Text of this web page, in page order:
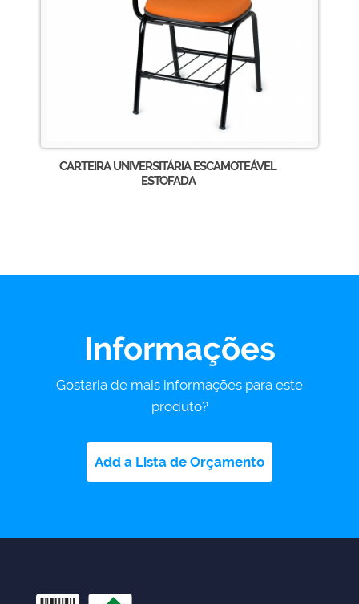
CARTEIRA UNIVERSITÁRIA ESCAMOTEÁVEL
ESTOFADA
Informações
Gostaria de mais informações para este
produto?
Add a Lista de Orçamento